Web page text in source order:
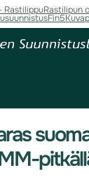
RastilippuRastilipun
Fin5